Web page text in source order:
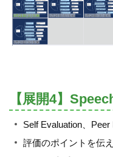
【展開4】
Self Evaluation、
評価のポイントを伝